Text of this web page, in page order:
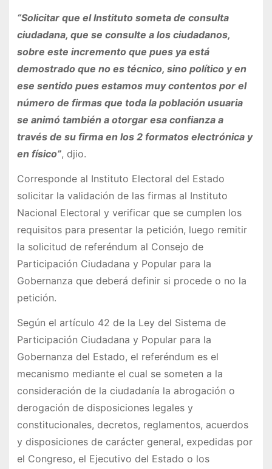
“Solicitar que el Instituto someta de consulta
ciudadana, que se consulte a los ciudadanos,
sobre este incremento que pues ya está
demostrado que no es técnico, sino político y en
ese sentido pues estamos muy contentos por el
número de firmas que toda la población usuaria
se animó también a otorgar esa confianza a
través de su firma en los 2 formatos electrónica y
en físico”, djio.
Corresponde al Instituto Electoral del Estado
solicitar la validación de las firmas al Instituto
Nacional Electoral y verificar que se cumplen los
requisitos para presentar la petición, luego remitir
la solicitud de referéndum al Consejo de
Participación Ciudadana y Popular para la
Gobernanza que deberá definir si procede o no la
petición.
Según el artículo 42 de la Ley del Sistema de
Participación Ciudadana y Popular para la
Gobernanza del Estado, el referéndum es el
mecanismo mediante el cual se someten a la
consideración de la ciudadanía la abrogación o
derogación de disposiciones legales y
constitucionales, decretos, reglamentos, acuerdos
y disposiciones de carácter general, expedidas por
el Congreso, el Ejecutivo del Estado o los